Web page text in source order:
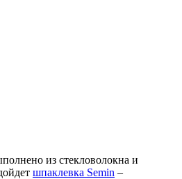
из стекловолокна и
шпаклевка Semin –